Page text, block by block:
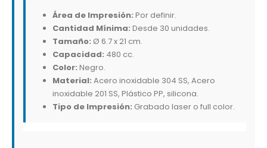
Área de Impresión: Por definir.
Cantidad Mínima: Desde 30 unidades.
Tamaño: Ø 6.7 x 21 cm.
Capacidad: 480 cc.
Color: Negro.
Material: Acero inoxidable 304 SS, Acero
inoxidable 201 SS, Plástico PP, silicona.
Tipo de Impresión: Grabado laser o full color.